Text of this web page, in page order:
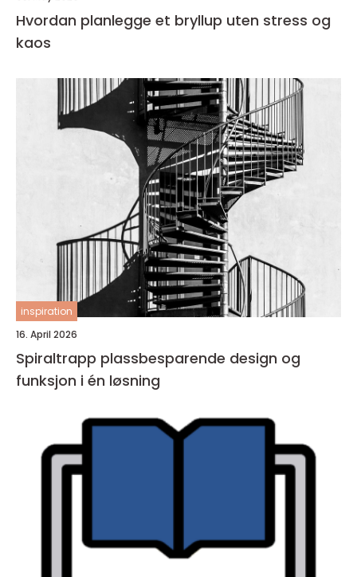
Hvordan planlegge et bryllup uten stress og
kaos
inspiration
16. April 2026
Spiraltrapp plassbesparende design og
funksjon i én løsning